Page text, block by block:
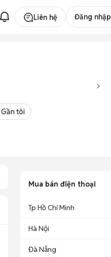
Liên hệ Đăng nhập
Gần tôi
Mua bán điện thoại
Tp Hồ Chí Minh
Hà Nội
Đà Nẵng